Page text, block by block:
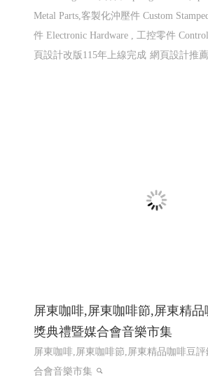
Metal Parts,客製化沖壓件 Custom
件 Electronic Hardware , 工控零件
頁設計改版115年上線完成 網頁設計推
屏東咖啡,屏東咖啡節,屏東精
獎典禮暨媒合會音樂市集
屏東咖啡,屏東咖啡節,屏東精品咖啡豆
合會音樂市集